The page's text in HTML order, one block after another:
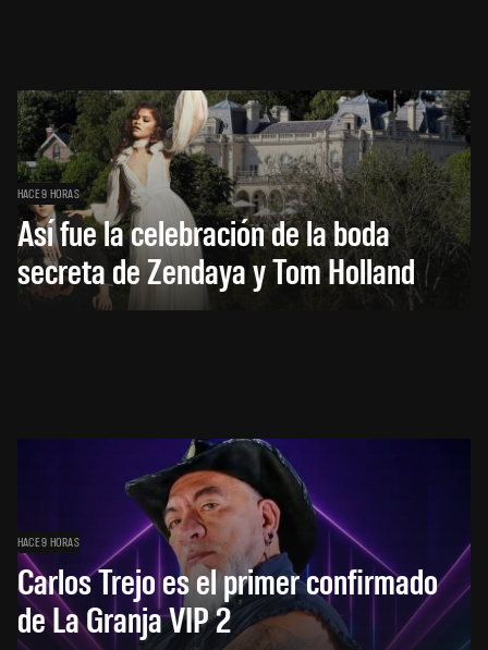
HACE 9 HORAS
Así fue la celebración de la boda
secreta de Zendaya y Tom Holland
HACE 9 HORAS
Carlos Trejo es el primer confirmado
de La Granja VIP 2